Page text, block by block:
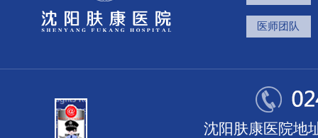
医师团队
沈阳肤康医院地